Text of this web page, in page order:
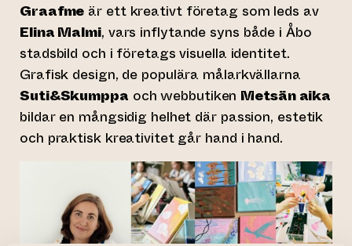
Graafme är ett kreativt företag som leds av
Elina Malmi, vars inflytande syns både i Åbo
stadsbild och i företags visuella identitet.
Grafisk design, de populära målarkvällarna
Suti&Skumppa och webbutiken Metsän aika
bildar en mångsidig helhet där passion, estetik
och praktisk kreativitet går hand i hand.